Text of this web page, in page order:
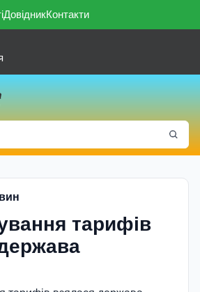
ДовідникКонтакти
тарифів